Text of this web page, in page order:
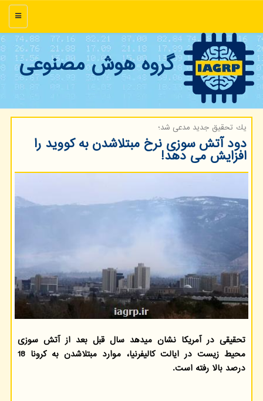
منو
گروه هوش مصنوعی
یك تحقیق جدید مدعی شد؛
دود آتش سوزی نرخ مبتلاشدن به كووید را
افزایش می دهد!
تحقیقی در آمریکا نشان میدهد سال قبل بعد از آتش سوزی
محیط زیست در ایالت کالیفرنیا، موارد مبتلاشدن به کرونا 18
درصد بالا رفته است.